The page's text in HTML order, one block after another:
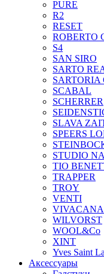
PURE
R2
RESET
ROBERTO
S4
SAN SIRO
SARTO
SARTORIA
SCABAL
SCHERRER
SLAVA
SPEERS
STUDIO
TIO
TRAPPER
TROY
VENTI
VIVACANA
WILVORST
WOOL&Co
XINT
Yves Saint
Аксессуары